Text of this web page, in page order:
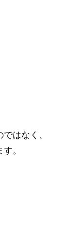
はなく、
。